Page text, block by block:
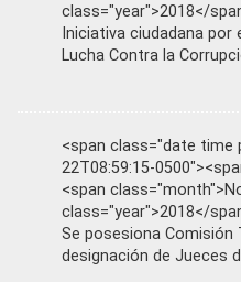
class="year">2018</
Iniciativa ciudadana por
Lucha Contra la
<span class="date time
22T08:59:15-
<span
class="year">2018</
Se posesiona Comisión
designación de Jueces